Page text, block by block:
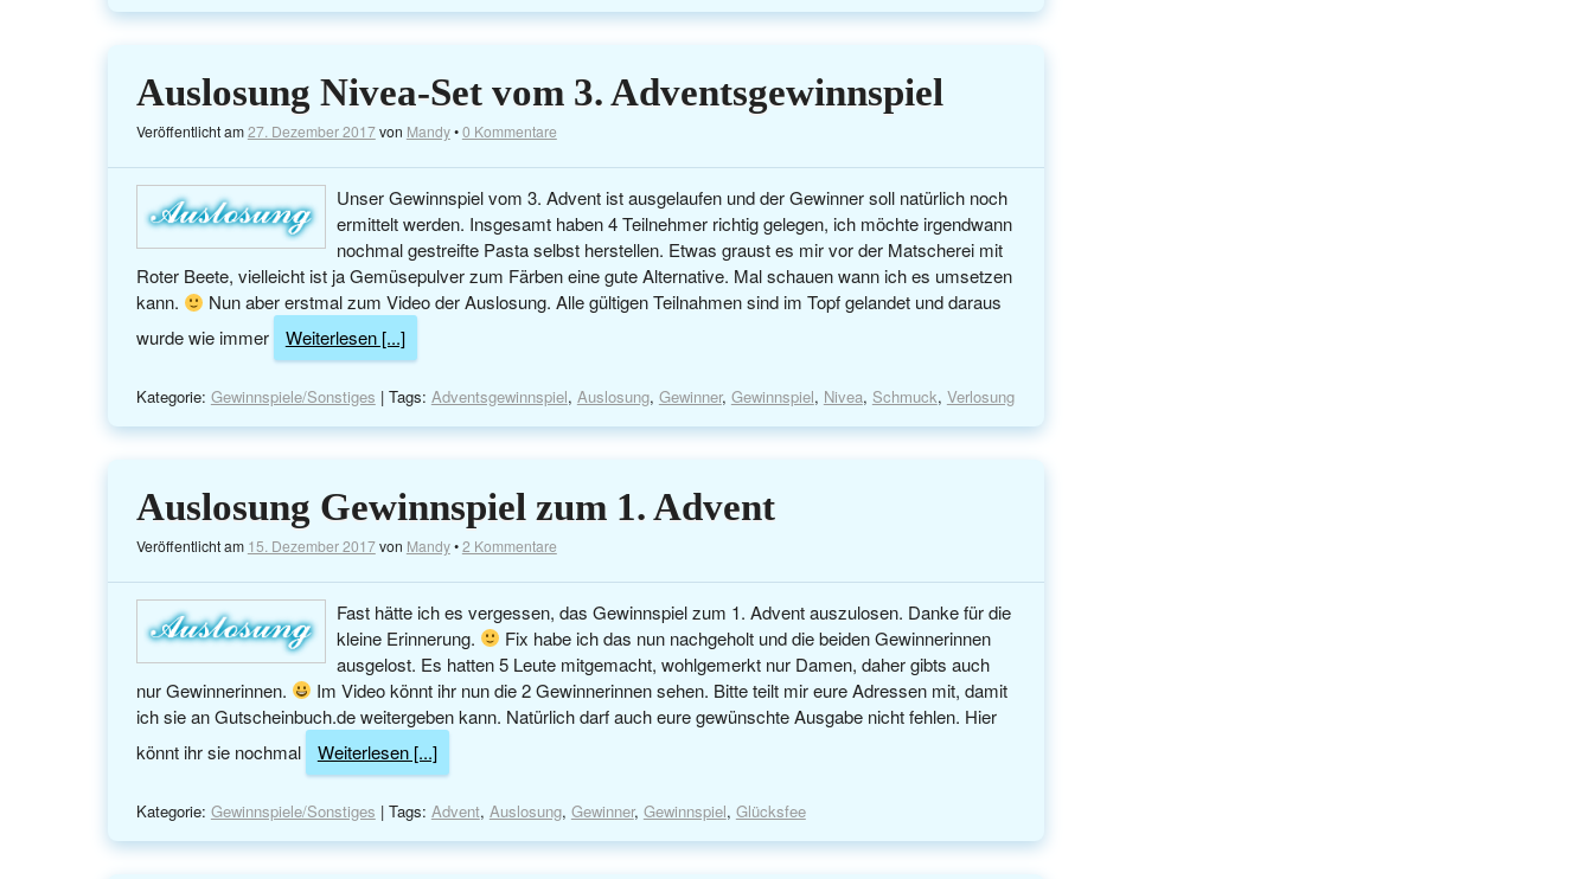
Auslosung Nivea-Set vom 3. Adventsgewinnspiel
Veröffentlicht am27. Dezember 2017von Mandy•0 Kommentare
Unser Gewinnspiel vom 3. Advent ist ausgelaufen und der Gewinner soll natürlich noch
ermittelt werden. Insgesamt haben 4 Teilnehmer richtig gelegen, ich möchte irgendwann
nochmal gestreifte Pasta selbst herstellen. Etwas graust es mir vor der Matscherei mit
Roter Beete, vielleicht ist ja Gemüsepulver zum Färben eine gute Alternative. Mal schauen wann ich es umsetzen
kann.
Nun aber erstmal zum Video der Auslosung. Alle gültigen Teilnahmen sind im Topf gelandet und daraus
wurde wie immer
Weiterlesen [...]
Kategorie: Gewinnspiele/Sonstiges | Tags: Adventsgewinnspiel, Auslosung, Gewinner, Gewinnspiel, Nivea, Schmuck, Verlosung
Auslosung Gewinnspiel zum 1. Advent
Veröffentlicht am 15. Dezember 2017von Mandy•2 Kommentare
Fast hätte ich es vergessen, das Gewinnspiel zum 1. Advent auszulosen. Danke für die
kleine Erinnerung.
Fix habe ich das nun nachgeholt und die beiden Gewinnerinnen
ausgelost. Es hatten 5 Leute mitgemacht, wohlgemerkt nur Damen, daher gibts auch
nur Gewinnerinnen.
Im Video könnt ihr nun die 2 Gewinnerinnen sehen. Bitte teilt mir eure Adressen mit, damit
ich sie an Gutscheinbuch.de weitergeben kann. Natürlich darf auch eure gewünschte Ausgabe nicht fehlen. Hier
könnt ihr sie nochmal
Weiterlesen [...]
Kategorie: Gewinnspiele/Sonstiges | Tags: Advent, Auslosung, Gewinner, Gewinnspiel, Glücksfee